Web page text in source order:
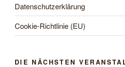
Datenschutzerklärung
Cookie-Richtlinie (EU)
DIE NÄCHSTEN